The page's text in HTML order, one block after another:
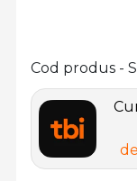
Cod produs -